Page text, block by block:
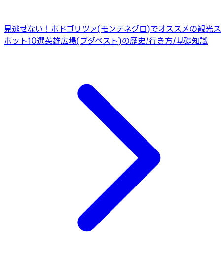
見逃せない！ポドゴリツァ(モンテネグロ)でオススメの観光ス
ポット10選英雄広場(ブダペスト)の歴史/行き方/基礎知識